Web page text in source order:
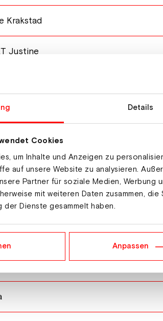
Details
Cookies
um Inhalte und Anzeigen zu
auf unsere Website zu analysieren.
Partner für soziale Medien, Werbung
mit weiteren Daten zusammen,
der Dienste gesammelt haben.
Anpassen
Krakstad
Justine
Paulina